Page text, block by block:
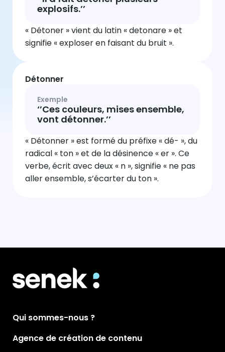
explosifs.’’
« Détoner » vient du latin « detonare » et
signifie « exploser en faisant du bruit ».
Détonner
Exemple
‘’Ces couleurs, mises ensemble,
vont détonner.’’
« Détonner » est formé du préfixe « dé- », du
radical « ton » et de la désinence « er ». Ce
verbe, écrit avec deux « n », signifie « ne pas
aller ensemble, s’écarter du ton ».
Qui sommes-nous ?
Agence de création de contenu